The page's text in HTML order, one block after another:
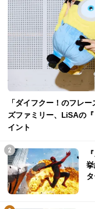
「ダイフクー！のフレ
ズファミリー、LiSAの
イント